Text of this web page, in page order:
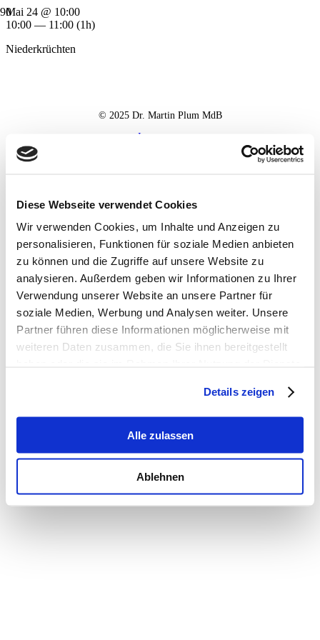
Diese Webseite verwendet Cookies
Wir verwenden Cookies, um Inhalte und Anzeigen zu
personalisieren, Funktionen für soziale Medien anbieten
zu können und die Zugriffe auf unsere Website zu
analysieren. Außerdem geben wir Informationen zu Ihrer
Verwendung unserer Website an unsere Partner für
soziale Medien, Werbung und Analysen weiter. Unsere
Partner führen diese Informationen möglicherweise mit
weiteren Daten zusammen, die Sie ihnen bereitgestellt
Details zeigen
Alle zulassen
Ablehnen
Mai 24 @ 10:00
10:00 — 11:00 (1h)
Niederkrüchten
© 2025 Dr. Martin Plum MdB
Impressum